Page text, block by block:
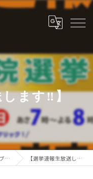
します‼️】
ブログ 【選挙速報生放送します‼️】